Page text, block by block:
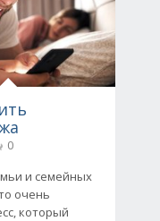
0
и семейных
очень
который